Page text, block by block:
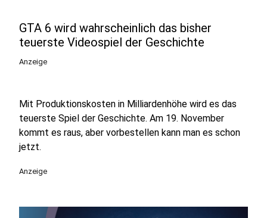
GTA 6 wird wahrscheinlich das bisher
teuerste Videospiel der Geschichte
Anzeige
Mit Produktionskosten in Milliardenhöhe wird es das
teuerste Spiel der Geschichte. Am 19. November
kommt es raus, aber vorbestellen kann man es schon
jetzt.
Anzeige